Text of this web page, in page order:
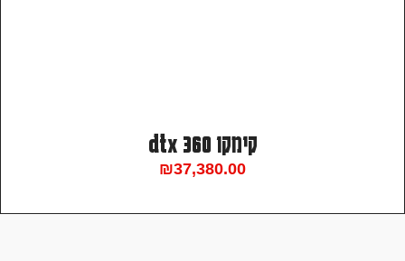
קימקו dtx 360
₪37,380.00